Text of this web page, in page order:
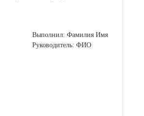
Выполнил: Фамилия Имя
Руководитель: ФИО